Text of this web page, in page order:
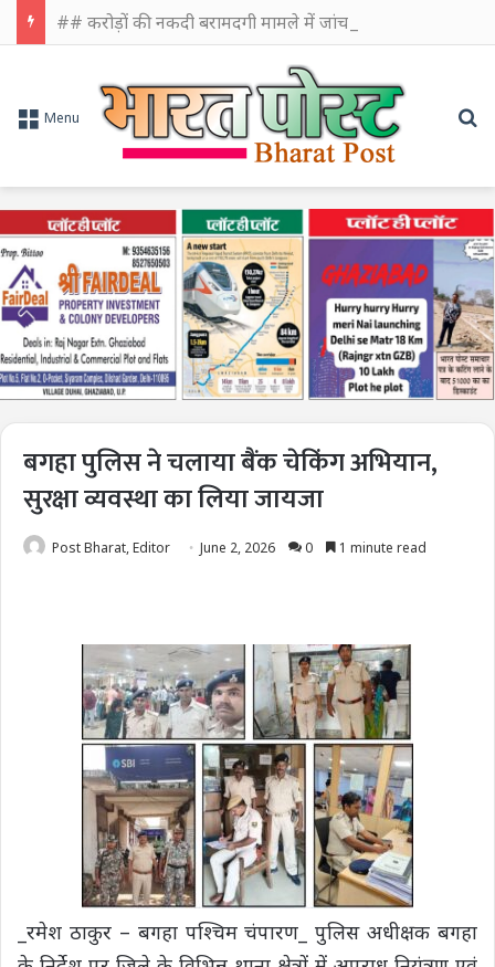
Menu
बगहा पुलिस ने चलाया बैंक चेकिंग अभियान,
सुरक्षा व्यवस्था का लिया जायजा
Post Bharat, Editor June 2, 2026 0 1 minute read
_रमेश ठाकुर – बगहा पश्चिम चंपारण_ पुलिस अधीक्षक बगहा